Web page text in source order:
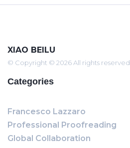
XIAO BEILU
© Copyright © 2026 All rights reserved
Categories
Francesco Lazzaro
Professional Proofreading
Global Collaboration